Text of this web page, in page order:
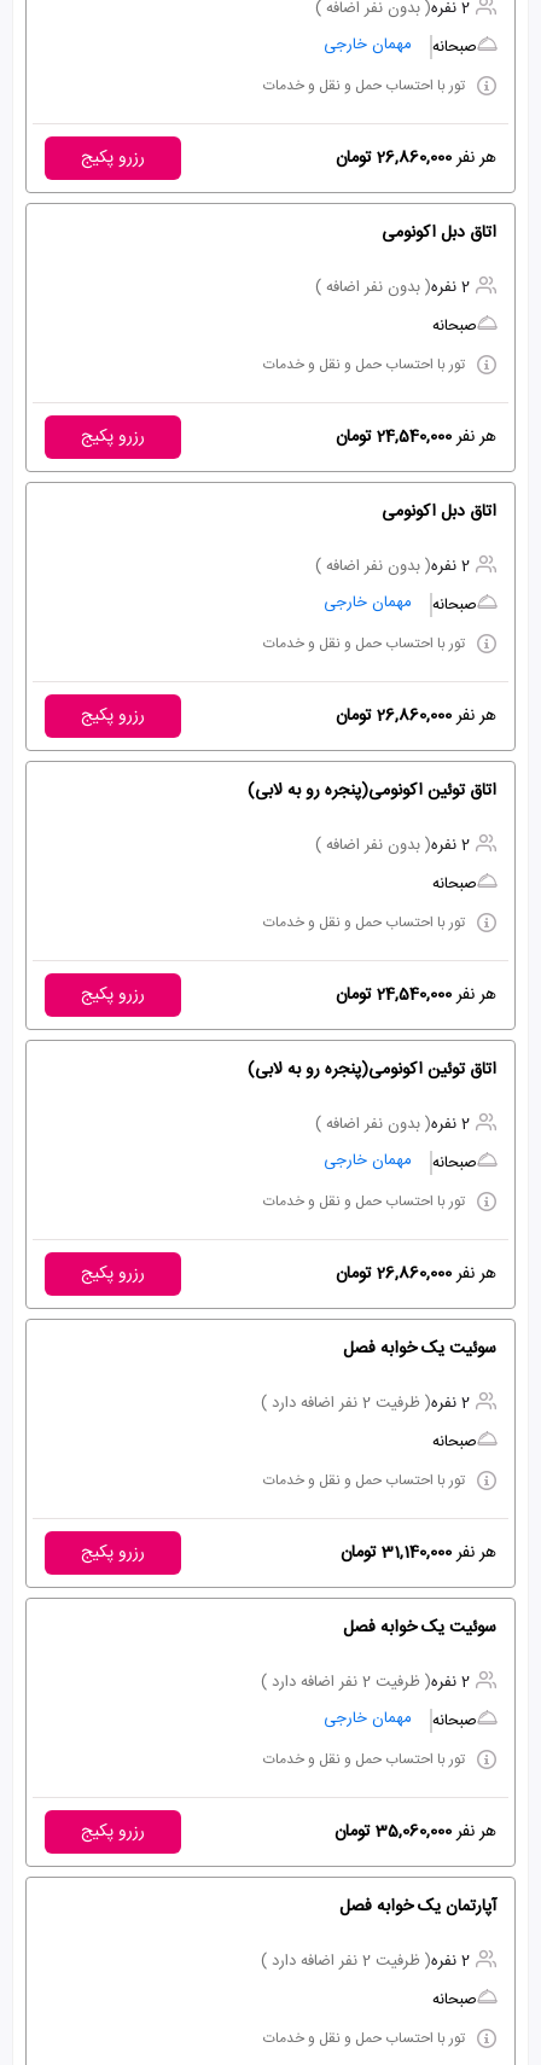
2 نفره
( بدون نفر اضافه )
صبحانه
مهمان خارجی
تور با احتساب حمل و نقل و خدمات
هر نفر26,860,000 تومان رزرو پکیج
اتاق دبل اکونومی
2 نفره
( بدون نفر اضافه )
صبحانه
تور با احتساب حمل و نقل و خدمات
هر نفر24,540,000 تومان رزرو پکیج
اتاق دبل اکونومی
2 نفره
( بدون نفر اضافه )
صبحانه
مهمان خارجی
تور با احتساب حمل و نقل و خدمات
هر نفر26,860,000 تومان رزرو پکیج
اتاق توئین اکونومی(پنجره رو به لابی)
2 نفره
( بدون نفر اضافه )
صبحانه
تور با احتساب حمل و نقل و خدمات
هر نفر24,540,000 تومان رزرو پکیج
اتاق توئین اکونومی(پنجره رو به لابی)
2 نفره
( بدون نفر اضافه )
صبحانه
مهمان خارجی
تور با احتساب حمل و نقل و خدمات
هر نفر26,860,000 تومان رزرو پکیج
سوئیت یک خوابه فصل
2 نفره
( ظرفیت 2 نفر اضافه دارد )
صبحانه
تور با احتساب حمل و نقل و خدمات
هر نفر31,140,000 تومان رزرو پکیج
سوئیت یک خوابه فصل
2 نفره
( ظرفیت 2 نفر اضافه دارد )
صبحانه
مهمان خارجی
تور با احتساب حمل و نقل و خدمات
هر نفر35,060,000 تومان رزرو پکیج
آپارتمان یک خوابه فصل
2 نفره
( ظرفیت 2 نفر اضافه دارد )
صبحانه
تور با احتساب حمل و نقل و خدمات